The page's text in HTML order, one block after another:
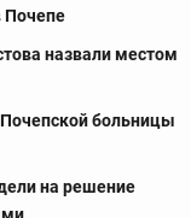
Почепе
назвали местом
больницы
на решение